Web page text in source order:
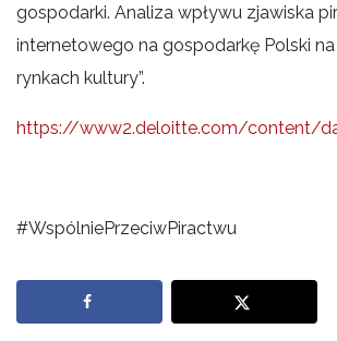
gospodarki. Analiza wpływu zjawiska
internetowego na gospodarkę Polski
rynkach kultury”.
https://www2.deloitte.com/content/
#WspólniePrzeciwPiractwu